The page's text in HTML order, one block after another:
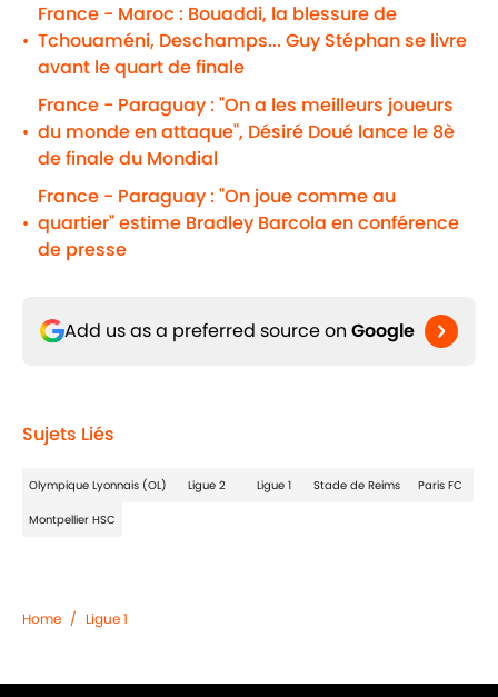
•
France - Maroc : Bouaddi, la blessure de
Tchouaméni, Deschamps... Guy Stéphan se livre
avant le quart de finale
•
France - Paraguay : "On a les meilleurs joueurs
du monde en attaque", Désiré Doué lance le 8è
de finale du Mondial
•
France - Paraguay : "On joue comme au
quartier" estime Bradley Barcola en conférence
de presse
Add us as a preferred source on Google
Sujets Liés
Olympique Lyonnais (OL) Ligue 2 Ligue 1 Stade de Reims Paris FC
Montpellier HSC
Home / Ligue 1